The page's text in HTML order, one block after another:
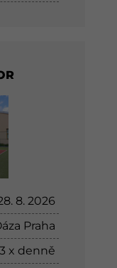
8. 2026
Praha
3 x denně